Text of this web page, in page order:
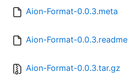
Aion-Format-0.0.3.meta
Aion-Format-0.0.3.readme
Aion-Format-0.0.3.tar.gz